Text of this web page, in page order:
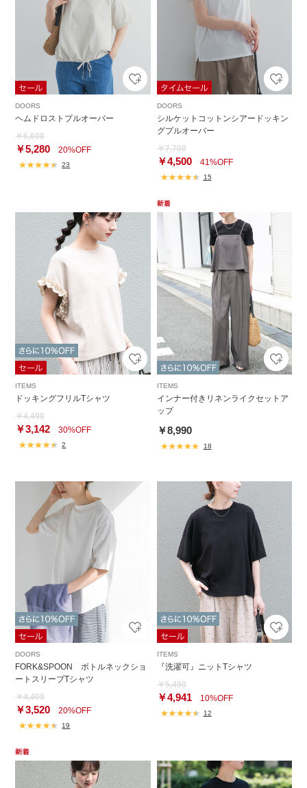
DOORS
ヘムドロストプルオーバー
￥6,600
￥5,280 20%OFF
23
DOORS
シルケットコットンシアードッキン
グプルオーバー
￥7,700
￥4,50041%OFF
15
ITEMS
ドッキングフリルTシャツ
￥4,490
￥3,142 30%OFF
2
ITEMS
インナー付きリネンライクセットア
ップ
￥8,990
18
DOORS
FORK&SPOON ボトルネックショ
ートスリーブTシャツ
￥4,400
￥3,520 20%OFF
19
ITEMS
『洗濯可』ニットTシャツ
￥5,490
￥4,94110%OFF
12